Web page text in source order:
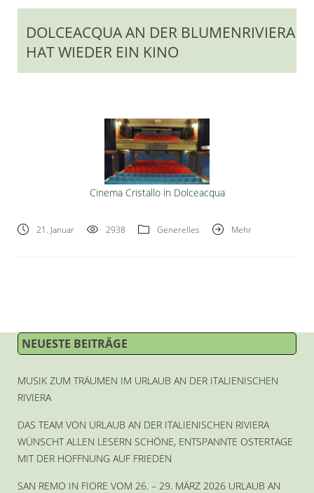
DOLCEACQUA AN DER BLUMENRIVIERA
HAT WIEDER EIN KINO
Cinema Cristallo in Dolceacqua
21. Januar 2938 Generelles Mehr
NEUESTE BEITRÄGE
MUSIK ZUM TRÄUMEN IM URLAUB AN DER ITALIENISCHEN
RIVIERA
DAS TEAM VON URLAUB AN DER ITALIENISCHEN RIVIERA
WÜNSCHT ALLEN LESERN SCHÖNE, ENTSPANNTE OSTERTAGE
MIT DER HOFFNUNG AUF FRIEDEN
SAN REMO IN FIORE VOM 26. – 29. MÄRZ 2026 URLAUB AN